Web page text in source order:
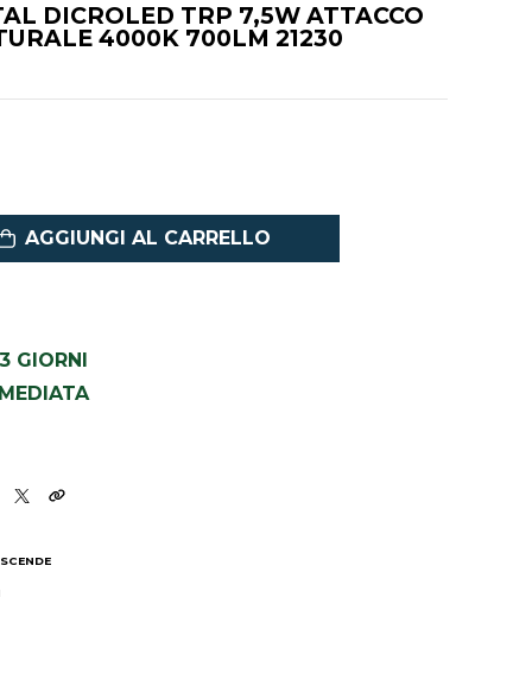
DICROLED TRP 7,5W ATTACCO
4000K 700LM 21230
AGGIUNGI AL CARRELLO
GIORNI